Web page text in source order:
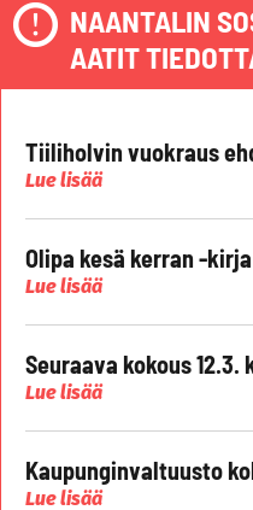
NAANTALIN
AATIT
Tiiliholvin vuokraus
Lue lisää
Olipa kesä kerran -kirja
Lue lisää
Seuraava kokous 12.3.
Lue lisää
Kaupunginvaltuusto
Lue lisää